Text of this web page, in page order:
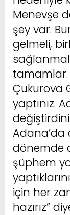
Menevşe
şey var.
gelmeli,
tamamlar.
Çukurova
yaptınız.
Adana’da
dönemde
şüphem
için her
hazırız”